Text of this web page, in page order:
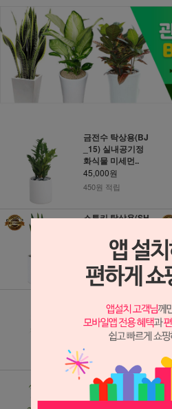
금전수 탁상용(BJ
_15) 실내공기정
화식물 미세먼..
45,000원
450원 적립
스투키 탁상용(SH
화식물 미세먼..
45,000원
450원 적립
(g_133) 축하화분
배달 개업..
49,000원
490원 적립
홍콩야자 탁상용
(BJ_09) 축하화분
배달 개업 거..